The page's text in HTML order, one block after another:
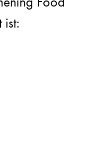
ist: